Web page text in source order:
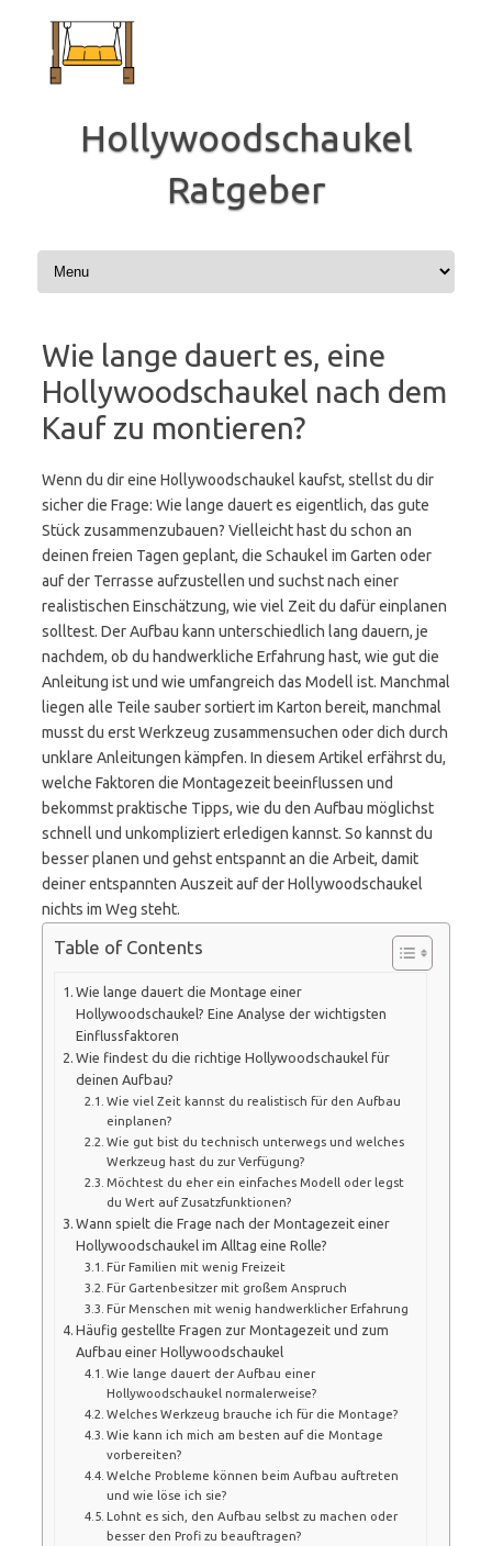
Inhalt
springen
Hollywoodschaukel
Ratgeber
Wie lange dauert es, eine
Hollywoodschaukel nach dem
Kauf zu montieren?
Wenn du dir eine Hollywoodschaukel kaufst, stellst du dir
sicher die Frage: Wie lange dauert es eigentlich, das gute
Stück zusammenzubauen? Vielleicht hast du schon an
deinen freien Tagen geplant, die Schaukel im Garten oder
auf der Terrasse aufzustellen und suchst nach einer
realistischen Einschätzung, wie viel Zeit du dafür einplanen
solltest. Der Aufbau kann unterschiedlich lang dauern, je
nachdem, ob du handwerkliche Erfahrung hast, wie gut die
Anleitung ist und wie umfangreich das Modell ist. Manchmal
liegen alle Teile sauber sortiert im Karton bereit, manchmal
musst du erst Werkzeug zusammensuchen oder dich durch
unklare Anleitungen kämpfen. In diesem Artikel erfährst du,
welche Faktoren die Montagezeit beeinflussen und
bekommst praktische Tipps, wie du den Aufbau möglichst
schnell und unkompliziert erledigen kannst. So kannst du
besser planen und gehst entspannt an die Arbeit, damit
deiner entspannten Auszeit auf der Hollywoodschaukel
nichts im Weg steht.
Table of Contents
Wie lange dauert die Montage einer
Hollywoodschaukel? Eine Analyse der wichtigsten
Einflussfaktoren
Wie findest du die richtige Hollywoodschaukel für
deinen Aufbau?
Wie viel Zeit kannst du realistisch für den Aufbau
einplanen?
Wie gut bist du technisch unterwegs und welches
Werkzeug hast du zur Verfügung?
Möchtest du eher ein einfaches Modell oder legst
du Wert auf Zusatzfunktionen?
Wann spielt die Frage nach der Montagezeit einer
Hollywoodschaukel im Alltag eine Rolle?
Für Familien mit wenig Freizeit
Für Gartenbesitzer mit großem Anspruch
Für Menschen mit wenig handwerklicher Erfahrung
Häufig gestellte Fragen zur Montagezeit und zum
Aufbau einer Hollywoodschaukel
Wie lange dauert der Aufbau einer
Hollywoodschaukel normalerweise?
Welches Werkzeug brauche ich für die Montage?
Wie kann ich mich am besten auf die Montage
vorbereiten?
Welche Probleme können beim Aufbau auftreten
und wie löse ich sie?
Lohnt es sich, den Aufbau selbst zu machen oder
besser den Profi zu beauftragen?